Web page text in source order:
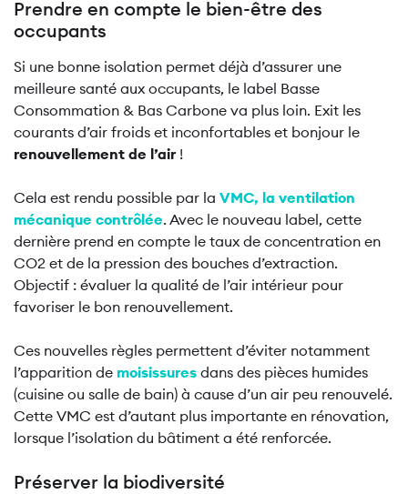
Prendre en compte le bien-être des
occupants
Si une bonne isolation permet déjà d’assurer une
meilleure santé aux occupants, le label Basse
Consommation & Bas Carbone va plus loin. Exit les
courants d’air froids et inconfortables et bonjour le
renouvellement de l’air !
Cela est rendu possible par la VMC, la ventilation
mécanique contrôlée. Avec le nouveau label, cette
dernière prend en compte le taux de concentration en
CO2 et de la pression des bouches d’extraction.
Objectif : évaluer la qualité de l’air intérieur pour
favoriser le bon renouvellement.
Ces nouvelles règles permettent d’éviter notamment
l’apparition de moisissures dans des pièces humides
(cuisine ou salle de bain) à cause d’un air peu renouvelé.
Cette VMC est d’autant plus importante en rénovation,
lorsque l’isolation du bâtiment a été renforcée.
Préserver la biodiversité